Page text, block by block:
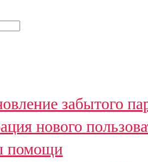
забытого
нового
помощи